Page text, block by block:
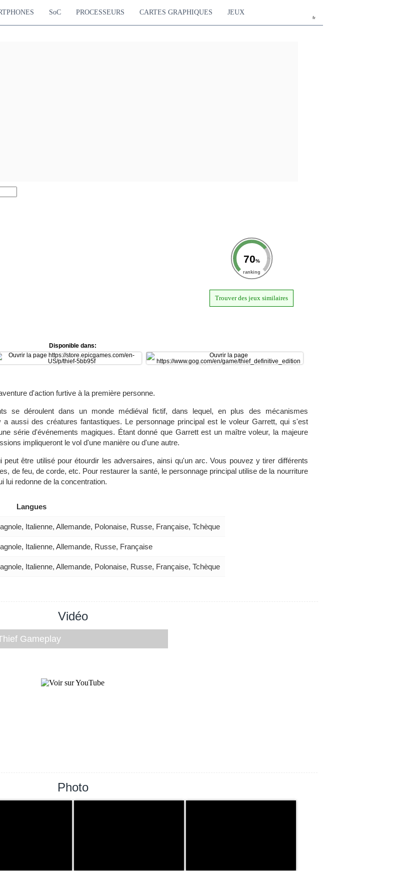
fr
SoC PROCESSEURS CARTES GRAPHIQUES JEUX
70%
ranking
Trouver des jeux similaires
Disponible dans:
d'action furtive à la première personne.
se déroulent dans un monde médiéval fictif, dans lequel, en plus des mécanismes
a aussi des créatures fantastiques. Le personnage principal est le voleur Garrett, qui s'est
série d'événements magiques. Étant donné que Garrett est un maître voleur, la majeure
impliqueront le vol d'une manière ou d'une autre.
être utilisé pour étourdir les adversaires, ainsi qu'un arc. Vous pouvez y tirer différents
de feu, de corde, etc. Pour restaurer la santé, le personnage principal utilise de la nourriture
lui redonne de la concentration.
Langues
Italienne, Allemande, Polonaise, Russe, Française, Tchèque
Italienne, Allemande, Russe, Française
Italienne, Allemande, Polonaise, Russe, Française, Tchèque
Vidéo
Gameplay
Photo